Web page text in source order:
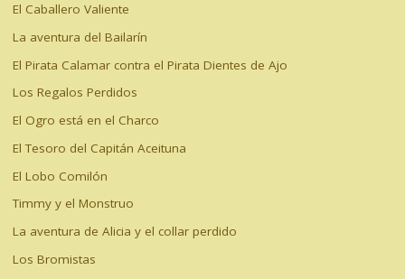
El Caballero Valiente
La aventura del Bailarín
El Pirata Calamar contra el Pirata Dientes de Ajo
Los Regalos Perdidos
El Ogro está en el Charco
El Tesoro del Capitán Aceituna
El Lobo Comilón
Timmy y el Monstruo
La aventura de Alicia y el collar perdido
Los Bromistas